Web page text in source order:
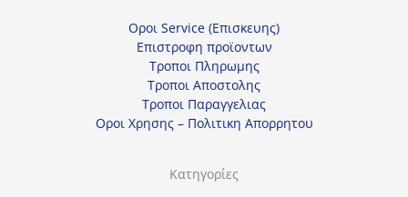
Οροι Service (Επισκευης)
Επιστροφη προϊοντων
Τροποι Πληρωμης
Τροποι Αποστολης
Τροποι Παραγγελιας
Οροι Χρησης – Πολιτικη Απορρητου
Κατηγορίες